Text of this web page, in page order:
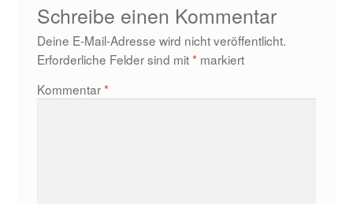
Schreibe einen Kommentar
Deine E-Mail-Adresse wird nicht veröffentlicht.
Erforderliche Felder sind mit* markiert
Kommentar*